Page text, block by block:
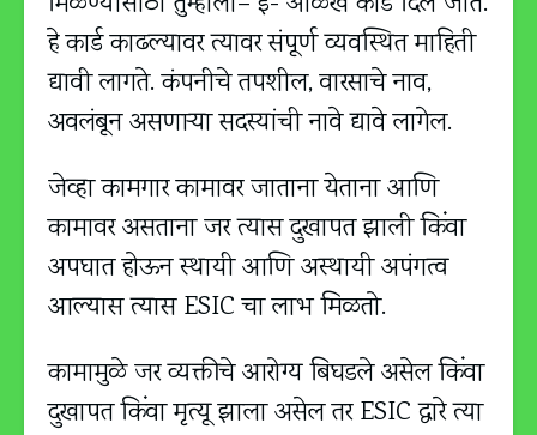
हे कार्ड काढल्यावर त्यावर संपूर्ण व्यवस्थित माहिती
द्यावी लागते. कंपनीचे तपशील, वारसाचे नाव,
अवलंबून असणाऱ्या सदस्यांची नावे द्यावे लागेल.
जेव्हा कामगार कामावर जाताना येताना आणि
कामावर असताना जर त्यास दुखापत झाली किंवा
अपघात होऊन स्थायी आणि अस्थायी अपंगत्व
आल्यास त्यास ESIC चा लाभ मिळतो.
कामामुळे जर व्यक्तीचे आरोग्य बिघडले असेल किंवा
दुखापत किंवा मृत्यू झाला असेल तर ESIC द्वारे त्या